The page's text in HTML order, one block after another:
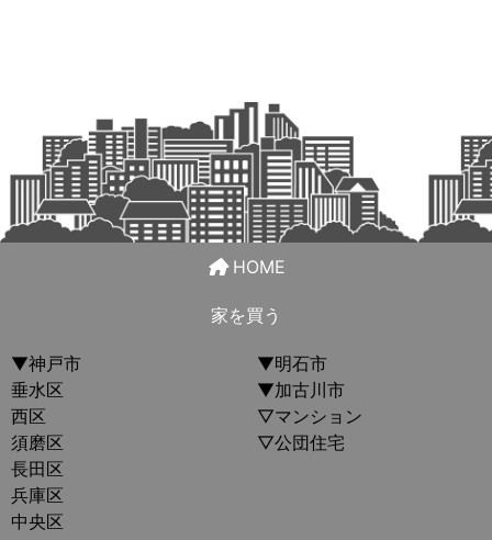
HOME
家を買う
▼神戸市
垂水区
西区
須磨区
長田区
兵庫区
中央区
▼明石市
▼加古川市
▽マンション
▽公団住宅